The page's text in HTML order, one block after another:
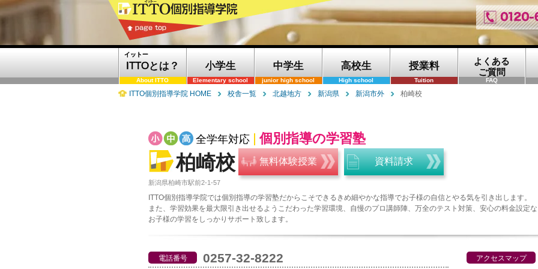
イットー
ITTOとは？
About ITTO
小学生
Elementary school
中学生
junior high school
高校生
High school
授業料
Tuition
よくある
ご質問
FAQ
ITTO個別指導学院 HOME 校舎一覧 北越地方 新潟県 新潟市外 柏崎校
全学年対応 個別指導の学習塾
柏崎校 無料体験授業 資料請求
新潟県柏崎市駅前2-1-57
ITTO個別指導学院では個別指導の学習塾だからこそできるきめ細やかな指導でお子様の自信とやる気を引き出します。
また、学習効果を最大限引き出せるようこだわった学習環境、自慢のプロ講師陣、万全のテスト対策、安心の料金設定
お子様の学習をしっかりサポート致します。
電話番号 0257-32-8222 アクセスマップ